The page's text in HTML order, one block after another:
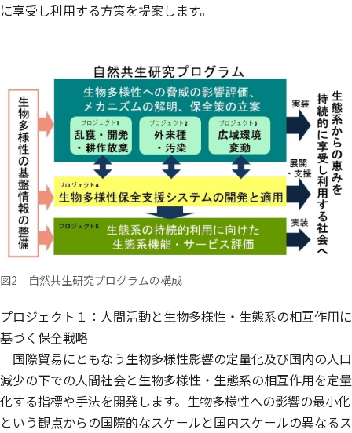
に享受し利用する方策を提案します。
図2 自然共生研究プログラムの構成
プロジェクト１：人間活動と生物多様性・生態系の相互作用に
基づく保全戦略
国際貿易にともなう生物多様性影響の定量化及び国内の人口
減少の下での人間社会と生物多様性・生態系の相互作用を定量
化する指標や手法を開発します。生物多様性への影響の最小化
という観点からの国際的なスケールと国内スケールの異なるス